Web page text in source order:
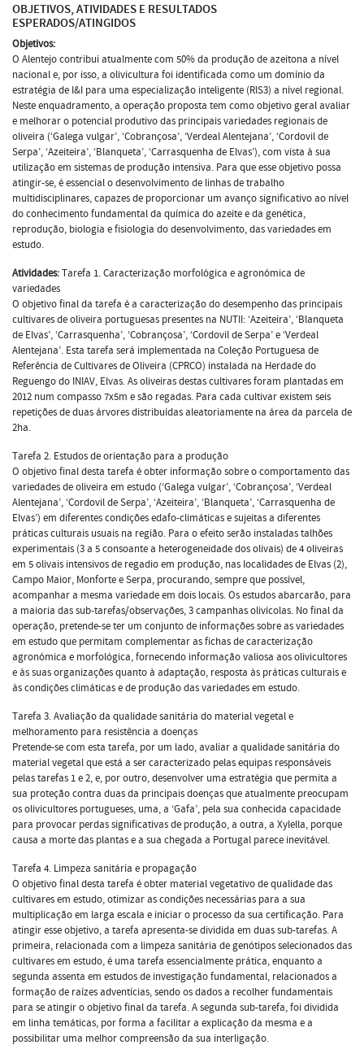
OBJETIVOS, ATIVIDADES E RESULTADOS
ESPERADOS/ATINGIDOS
Objetivos:
O Alentejo contribui atualmente com 50% da produção de azeitona a nível
nacional e, por isso, a olivicultura foi identificada como um domínio da
estratégia de I&I para uma especialização inteligente (RIS3) a nível regional.
Neste enquadramento, a operação proposta tem como objetivo geral avaliar
e melhorar o potencial produtivo das principais variedades regionais de
oliveira (‘Galega vulgar’, ‘Cobrançosa’, ‘Verdeal Alentejana’, ‘Cordovil de
Serpa’, ‘Azeiteira’, ‘Blanqueta’, ‘Carrasquenha de Elvas’), com vista à sua
utilização em sistemas de produção intensiva. Para que esse objetivo possa
atingir-se, é essencial o desenvolvimento de linhas de trabalho
multidisciplinares, capazes de proporcionar um avanço significativo ao nível
do conhecimento fundamental da química do azeite e da genética,
reprodução, biologia e fisiologia do desenvolvimento, das variedades em
estudo.
Atividades:Tarefa 1. Caracterização morfológica e agronómica de
variedades
O objetivo final da tarefa é a caracterização do desempenho das principais
cultivares de oliveira portuguesas presentes na NUTII: ‘Azeiteira’, ‘Blanqueta
de Elvas’, ‘Carrasquenha’, ‘Cobrançosa’, ‘Cordovil de Serpa’ e ‘Verdeal
Alentejana’. Esta tarefa será implementada na Coleção Portuguesa de
Referência de Cultivares de Oliveira (CPRCO) instalada na Herdade do
Reguengo do INIAV, Elvas. As oliveiras destas cultivares foram plantadas em
2012 num compasso 7x5m e são regadas. Para cada cultivar existem seis
repetições de duas árvores distribuídas aleatoriamente na área da parcela de
2ha.
Tarefa 2. Estudos de orientação para a produção
O objetivo final desta tarefa é obter informação sobre o comportamento das
variedades de oliveira em estudo (‘Galega vulgar’, ‘Cobrançosa’, ‘Verdeal
Alentejana’, ‘Cordovil de Serpa’, ‘Azeiteira’, ‘Blanqueta’, ‘Carrasquenha de
Elvas’) em diferentes condições edafo-climáticas e sujeitas a diferentes
práticas culturais usuais na região. Para o efeito serão instaladas talhões
experimentais (3 a 5 consoante a heterogeneidade dos olivais) de 4 oliveiras
em 5 olivais intensivos de regadio em produção, nas localidades de Elvas (2),
Campo Maior, Monforte e Serpa, procurando, sempre que possível,
acompanhar a mesma variedade em dois locais. Os estudos abarcarão, para
a maioria das sub-tarefas/observações, 3 campanhas olivícolas. No final da
operação, pretende-se ter um conjunto de informações sobre as variedades
em estudo que permitam complementar as fichas de caracterização
agronómica e morfológica, fornecendo informação valiosa aos olivicultores
e às suas organizações quanto à adaptação, resposta às práticas culturais e
às condições climáticas e de produção das variedades em estudo.
Tarefa 3. Avaliação da qualidade sanitária do material vegetal e
melhoramento para resistência a doenças
Pretende-se com esta tarefa, por um lado, avaliar a qualidade sanitária do
material vegetal que está a ser caracterizado pelas equipas responsáveis
pelas tarefas 1 e 2, e, por outro, desenvolver uma estratégia que permita a
sua proteção contra duas da principais doenças que atualmente preocupam
os olivicultores portugueses, uma, a ‘Gafa’, pela sua conhecida capacidade
para provocar perdas significativas de produção, a outra, a Xylella, porque
causa a morte das plantas e a sua chegada a Portugal parece inevitável.
Tarefa 4. Limpeza sanitária e propagação
O objetivo final desta tarefa é obter material vegetativo de qualidade das
cultivares em estudo, otimizar as condições necessárias para a sua
multiplicação em larga escala e iniciar o processo da sua certificação. Para
atingir esse objetivo, a tarefa apresenta-se dividida em duas sub-tarefas. A
primeira, relacionada com a limpeza sanitária de genótipos selecionados das
cultivares em estudo, é uma tarefa essencialmente prática, enquanto a
segunda assenta em estudos de investigação fundamental, relacionados a
formação de raízes adventícias, sendo os dados a recolher fundamentais
para se atingir o objetivo final da tarefa. A segunda sub-tarefa, foi dividida
em linha temáticas, por forma a facilitar a explicação da mesma e a
possibilitar uma melhor compreensão da sua interligação.